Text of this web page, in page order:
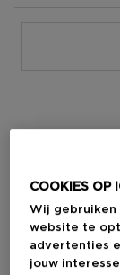
COOKIES OP
Wij gebruiken
website te
advertenties
jouw